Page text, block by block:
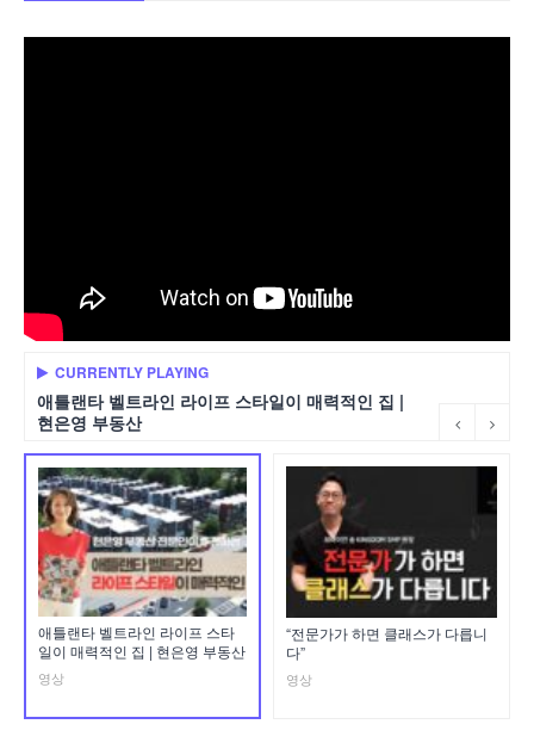
CURRENTLY PLAYING
애틀랜타 벨트라인 라이프 스타일이 매력적인 집 |
현은영 부동산
애틀랜타 벨트라인 라이프 스타
일이 매력적인 집 | 현은영 부동산
영상
“전문가가 하면 클래스가 다릅니
다”
영상